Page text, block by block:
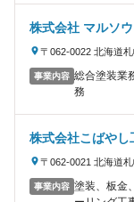
株式会社 マルソ
〒062-0022 北海道
事業内容 総合塗装業
務
株式会社こばやし
〒062-0021 北海道
事業内容 塗装、板金